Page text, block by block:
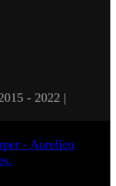
- 2022 |